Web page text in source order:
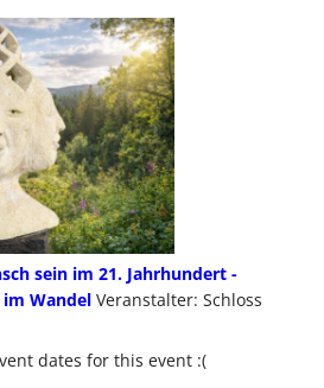
sein im 21. Jahrhundert -
Wandel Veranstalter: Schloss
dates for this event :(